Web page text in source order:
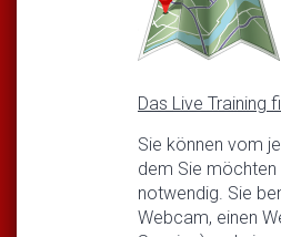
Das Live Training
Sie können vom
dem Sie möchten
notwendig. Sie
Webcam, einen